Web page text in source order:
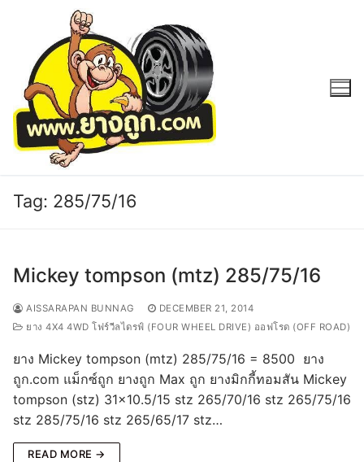
content
Tag: 285/75/16
Mickey tompson (mtz) 285/75/16
AISSARAPAN BUNNAG
DECEMBER 21, 2014
ยาง 4X4 4WD โฟร์วีลไดรฟ์ (FOUR WHEEL DRIVE) ออฟโรด (OFF ROAD)
ยาง Mickey tompson (mtz) 285/75/16 = 8500 ยาง
ถูก.com แม็กซ์ถูก ยางถูก Max ถูก ยางมิกกี้ทอมสัน Mickey
tompson (stz) 31×10.5/15 stz 265/70/16 stz 265/75/16
stz 285/75/16 stz 265/65/17 stz…
READ MORE →